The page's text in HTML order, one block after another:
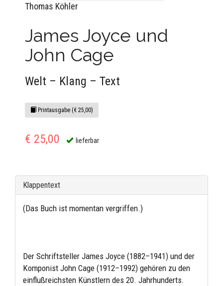
Thomas Köhler
James Joyce und
John Cage
Welt – Klang – Text
Printausgabe (€ 25,00)
€ 25,00 lieferbar
Klappentext
(Das Buch ist momentan vergriffen.)
Der Schriftsteller James Joyce (1882–1941) und der
Komponist John Cage (1912–1992) gehören zu den
einflußreichsten Künstlern des 20. Jahrhunderts.